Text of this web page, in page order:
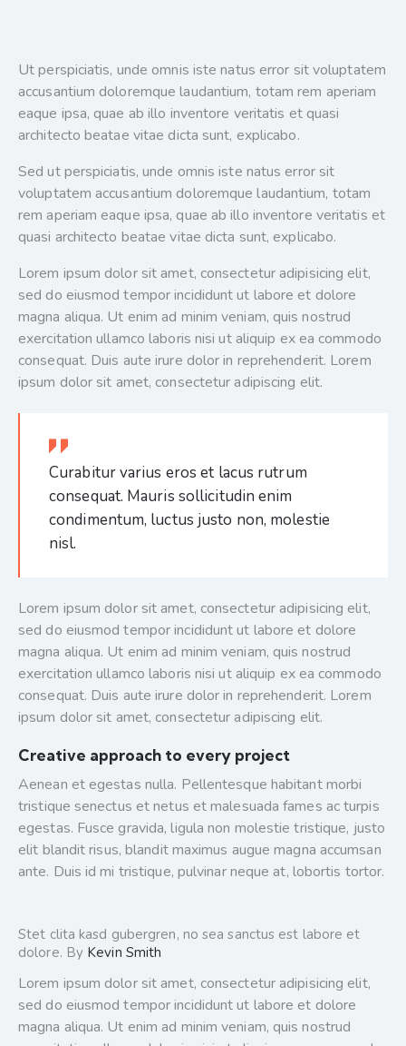
Ut perspiciatis, unde omnis iste natus error sit voluptatem
accusantium doloremque laudantium, totam rem aperiam
eaque ipsa, quae ab illo inventore veritatis et quasi
architecto beatae vitae dicta sunt, explicabo.
Sed ut perspiciatis, unde omnis iste natus error sit
voluptatem accusantium doloremque laudantium, totam
rem aperiam eaque ipsa, quae ab illo inventore veritatis et
quasi architecto beatae vitae dicta sunt, explicabo.
Lorem ipsum dolor sit amet, consectetur adipisicing elit,
sed do eiusmod tempor incididunt ut labore et dolore
magna aliqua. Ut enim ad minim veniam, quis nostrud
exercitation ullamco laboris nisi ut aliquip ex ea commodo
consequat. Duis aute irure dolor in reprehenderit. Lorem
ipsum dolor sit amet, consectetur adipiscing elit.
Curabitur varius eros et lacus rutrum
consequat. Mauris sollicitudin enim
condimentum, luctus justo non, molestie
nisl.
Lorem ipsum dolor sit amet, consectetur adipisicing elit,
sed do eiusmod tempor incididunt ut labore et dolore
magna aliqua. Ut enim ad minim veniam, quis nostrud
exercitation ullamco laboris nisi ut aliquip ex ea commodo
consequat. Duis aute irure dolor in reprehenderit. Lorem
ipsum dolor sit amet, consectetur adipiscing elit.
Creative approach to every project
Aenean et egestas nulla. Pellentesque habitant morbi
tristique senectus et netus et malesuada fames ac turpis
egestas. Fusce gravida, ligula non molestie tristique, justo
elit blandit risus, blandit maximus augue magna accumsan
ante. Duis id mi tristique, pulvinar neque at, lobortis tortor.
Stet clita kasd gubergren, no sea sanctus est labore et
dolore. By Kevin Smith
Lorem ipsum dolor sit amet, consectetur adipisicing elit,
sed do eiusmod tempor incididunt ut labore et dolore
magna aliqua. Ut enim ad minim veniam, quis nostrud